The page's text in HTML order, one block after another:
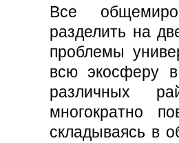
Все
разделить на
проблемы
всю экосферу
различных
многократно
складываясь в